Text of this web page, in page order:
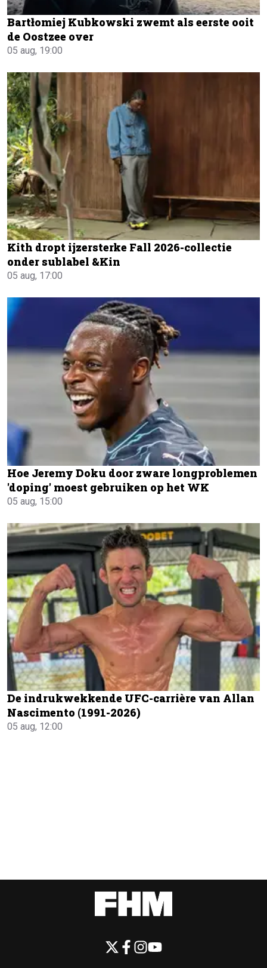
Bartłomiej Kubkowski zwemt als eerste ooit
de Oostzee over
05 aug, 19:00
Kith dropt ijzersterke Fall 2026-collectie
onder sublabel &Kin
05 aug, 17:00
Hoe Jeremy Doku door zware longproblemen
'doping' moest gebruiken op het WK
05 aug, 15:00
De indrukwekkende UFC-carrière van Allan
Nascimento (1991-2026)
05 aug, 12:00